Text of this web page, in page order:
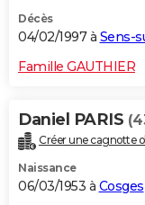
Décès
04/02/1997 à Sens-
Famille GAUTHIER
Daniel PARIS
Créer une cagnotte
Naissance
06/03/1953 à Cosges